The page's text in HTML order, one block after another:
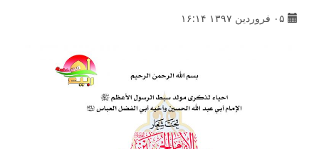
۰۵ فروردین ۱۳۹۷ ۱۶:۱۴